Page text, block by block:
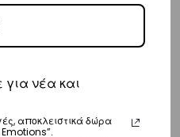
DHL, θα αναλάβει την
νέα και
αποκλειστικά δώρα
Emotions”.